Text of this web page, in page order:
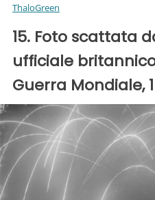
ThaloGreen
15. Foto scattata
ufficiale
Guerra Mondiale,